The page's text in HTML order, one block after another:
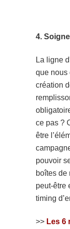
4.
La ligne
que nous
création
ce pas ?
être
pouvoir
boîtes de
peut-être
timing
>> Les 6